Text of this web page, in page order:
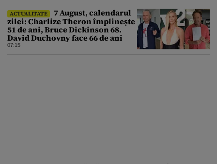
ACTUALITATE
7 August, calendarul
zilei: Charlize Theron împlinește
51 de ani, Bruce Dickinson 68.
David Duchovny face 66 de ani
07:15